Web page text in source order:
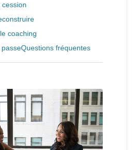
coaching
Questions fréquentes